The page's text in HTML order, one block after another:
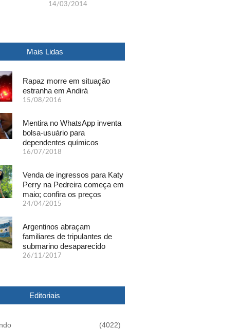
14/03/2014
Mais Lidas
Rapaz morre em situação
estranha em Andirá
15/08/2016
Mentira no WhatsApp inventa
bolsa-usuário para
dependentes químicos
16/07/2018
Venda de ingressos para Katy
Perry na Pedreira começa em
maio; confira os preços
24/04/2015
Argentinos abraçam
familiares de tripulantes de
submarino desaparecido
26/11/2017
Editoriais
(4022)